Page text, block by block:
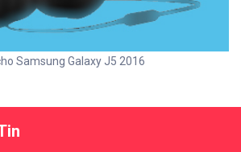
Samsung Galaxy J5 2016